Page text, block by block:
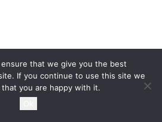
that we give you the best
If you continue to use this site we
that you are happy with it.